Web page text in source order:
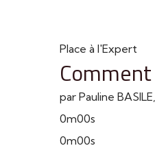
Place à l'Expert
par Pauline
0m00s
0m00s